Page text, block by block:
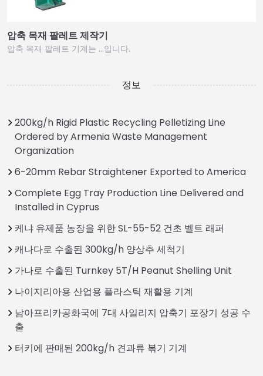
압축 목재 팔레트 제작기
압축 목재 팔레트 기계는 …입니다.
정보
200kg/h Rigid Plastic Recycling Pelletizing Line
Ordered by Armenia Waste Management
Organization
6-20mm Rebar Straightener Exported to America
Complete Egg Tray Production Line Delivered and
Installed in Cyprus
케냐 유제품 농장을 위한 SL-55-52 건초 벨트 래퍼
캐나다로 수출된 300kg/h 양상추 세척기
가나로 수출된 Turnkey 5T/H Peanut Shelling Unit
나이지리아용 산업용 플라스틱 재활용 기계
남아프리카공화국에 7대 사일리지 압축기 포장기 성공 수
출
터키에 판매된 200kg/h 견과류 볶기 기계